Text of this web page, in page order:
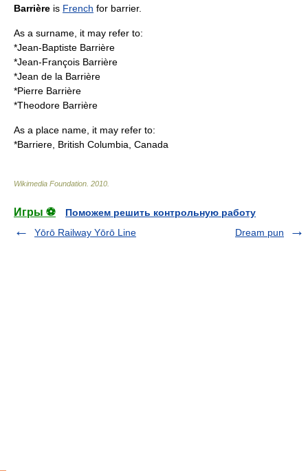
Barrière is French for barrier.
As a surname, it may refer to:
*Jean-Baptiste Barrière
*Jean-François Barrière
*Jean de la Barrière
*Pierre Barrière
*Theodore Barrière
As a place name, it may refer to:
*Barriere, British Columbia , Canada
Wikimedia Foundation 2010
Игры ⚽
Поможем решить контрольную работу
Yōrō Railway Yōrō Line
Dream pun